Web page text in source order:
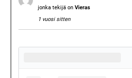
jonka tekijä onVieras
1 vuosi sitten